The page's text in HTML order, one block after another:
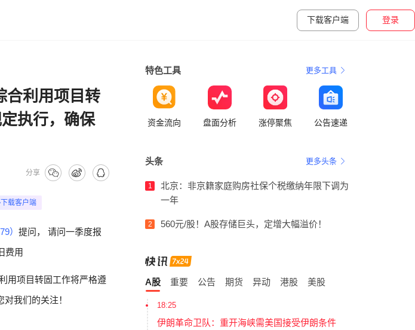
下载客户端 登录
合利用项目转
执行，确保
分享
下载客户端
） 提问， 请问一季度报
费用
用项目转固工作将严格遵
我们的关注！
特色工具 更多工具
资金流向 盘面分析 涨停聚焦 公告速递
头条 更多头条
1
北京：非京籍家庭购房社保个税缴纳年限下调为
一年
2 560元/股！A股存储巨头，定增大幅溢价！
A股 重要 公告 期货 异动 港股 美股
18:25
伊朗革命卫队：重开海峡需美国接受伊朗条件